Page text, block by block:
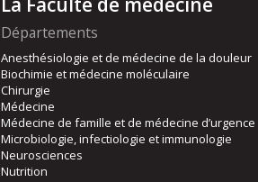
Départements
Anesthésiologie et de médecine de la douleur
Biochimie et médecine moléculaire
Chirurgie
Médecine
Médecine de famille et de médecine d’urgence
Microbiologie, infectiologie et immunologie
Neurosciences
Nutrition